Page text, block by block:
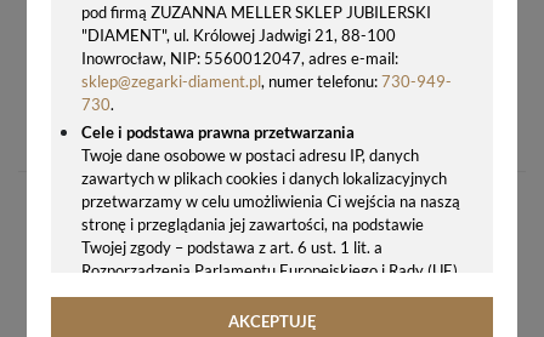
pod firmą ZUZANNA MELLER SKLEP JUBILERSKI
"DIAMENT", ul. Królowej Jadwigi 21, 88-100
Inowrocław, NIP: 5560012047, adres e-mail:
sklep@zegarki-diament.pl, numer telefonu:730-949-
730.
Cele i podstawa prawna przetwarzania
Twoje dane osobowe w postaci adresu IP, danych
zawartych w plikach cookies i danych lokalizacyjnych
przetwarzamy w celu umożliwienia Ci wejścia na naszą
stronę i przeglądania jej zawartości, na podstawie
Twojej zgody – podstawa z art. 6 ust. 1 lit. a
Rozporządzenia Parlamentu Europejskiego i Rady (UE)
2016/679 z 27.04.2016 r. w sprawie ochrony osób
fizycznych w związku z przetwarzaniem danych
AKCEPTUJĘ
599,00 zł
GWARANCJA ORYGINALNOŚCI ZEGARKA